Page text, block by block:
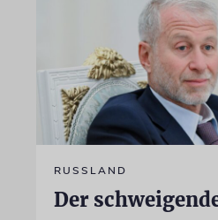
RUSSLAND
Der